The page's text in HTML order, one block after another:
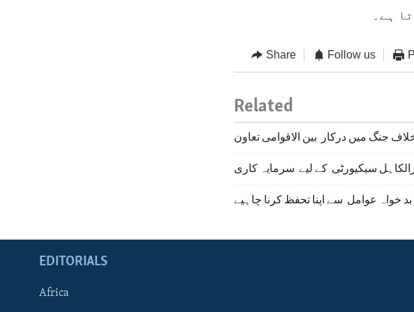
ہے۔
Share Follow us
Related
جنگ میں درکار بین الاقوامی تعاون
سیکیورٹی کے لیے سرمایہ کاری
خواہ عوامل سے اپنا تحفظ کرنا چاہیے
EDITORIALS
Africa